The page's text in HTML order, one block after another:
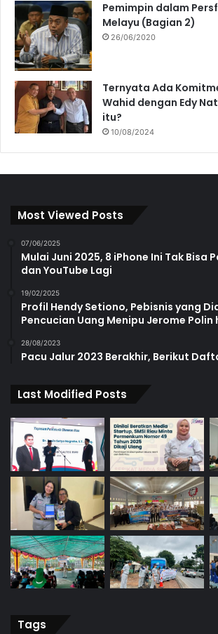
Pemimpin dalam
Melayu (Bagian 2)
26/06/2020
Ternyata Ada
Wahid dengan Edy
itu?
10/08/2024
Most Viewed Posts
07/06/2025
Mulai Juni 2025, 8 iPhone Ini Tak Bisa
dan YouTube Lagi
19/02/2025
Profil Hendy Setiono, Pebisnis yang
Pencucian Uang Menipu Jerome Polin
28/08/2023
Pacu Jalur 2023 Berakhir, Berikut
Last Modified Posts
Tags